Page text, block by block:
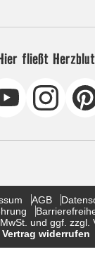
fließt Herzblut
AGB
und ggf. zzgl.
Vertrag widerrufen